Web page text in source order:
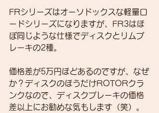
FRシリーズはオーソドックスな軽量ロ
ードシリーズになりますが、FR3はほ
ぼ同じような仕様でディスクとリムブ
レーキの2種。
価格差が5万円ほどあるのですが、なぜ
か？ディスクのほうだけROTORクラ
ンクなので、ディスクブレーキの価格
差以上にお勧めな気もします（笑）。